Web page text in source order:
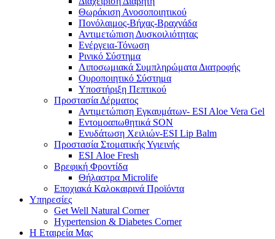
Θωράκιση Ανοσοποιητικού
Πονόλαιμος-Βήχας-Βραχνάδα
Αντιμετώπιση Δυσκοιλιότητας
Eνέργεια-Τόνωση
Ρινικό Σύστημα
Λιποσωμιακά Συμπληρώματα Διατροφής
Ουροποιητικό Σύστημα
Υποστήριξη Πεπτικού
Προστασία Δέρματος
Αντιμετώπιση Εγκαυμάτων- ESI Aloe Vera Gel
Εντομοαπωθητικά SON
Ενυδάτωση Χειλιών-ESI Lip Balm
Προστασία Στοματικής Υγιεινής
ESI Αloe Fresh
Βρεφική Φροντίδα
Θήλαστρα Microlife
Εποχιακά Καλοκαιρινά Προϊόντα
Υπηρεσίες
Get Well Natural Corner
Hypertension & Diabetes Corner
Η Εταιρεία Μας